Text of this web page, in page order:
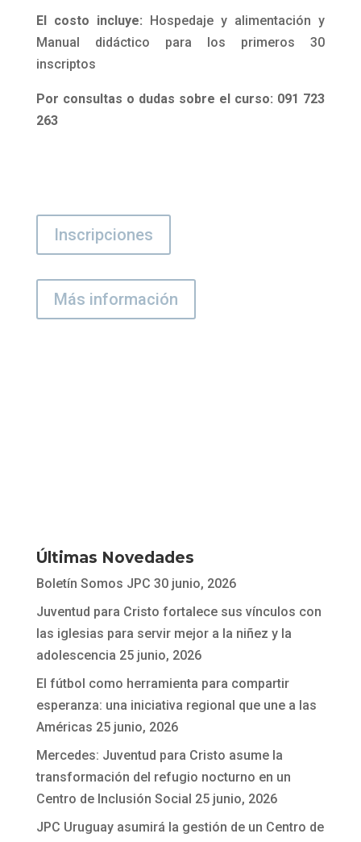
El costo incluye: Hospedaje y alimentación y
Manual didáctico para los primeros 30
inscriptos
Por consultas o dudas sobre el curso: 091 723
263
Inscripciones
Más información
Últimas Novedades
Boletín Somos JPC 30 junio, 2026
Juventud para Cristo fortalece sus vínculos con
las iglesias para servir mejor a la niñez y la
adolescencia 25 junio, 2026
El fútbol como herramienta para compartir
esperanza: una iniciativa regional que une a las
Américas 25 junio, 2026
Mercedes: Juventud para Cristo asume la
transformación del refugio nocturno en un
Centro de Inclusión Social 25 junio, 2026
JPC Uruguay asumirá la gestión de un Centro de